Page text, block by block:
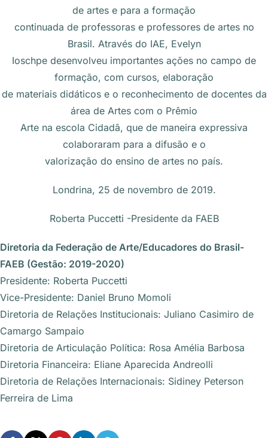
de artes e para a formação
continuada de professoras e professores de artes no
Brasil. Através do IAE, Evelyn
Ioschpe desenvolveu importantes ações no campo de
formação, com cursos, elaboração
de materiais didáticos e o reconhecimento de docentes da
área de Artes com o Prêmio
Arte na escola Cidadã, que de maneira expressiva
colaboraram para a difusão e o
valorização do ensino de artes no país.
Londrina, 25 de novembro de 2019.
Roberta Puccetti -Presidente da FAEB
Diretoria da Federação de Arte/Educadores do Brasil-
FAEB (Gestão: 2019-2020)
Presidente: Roberta Puccetti
Vice-Presidente: Daniel Bruno Momoli
Diretoria de Relações Institucionais: Juliano Casimiro de
Camargo Sampaio
Diretoria de Articulação Política: Rosa Amélia Barbosa
Diretoria Financeira: Eliane Aparecida Andreolli
Diretoria de Relações Internacionais: Sidiney Peterson
Ferreira de Lima